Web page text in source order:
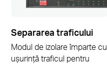
Separarea traficului
Modul de izolare împarte cu
ușurință traficul pentru